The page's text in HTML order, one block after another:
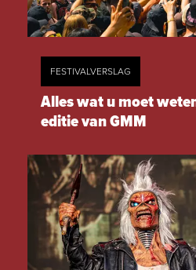
FESTIVALVERSLAG
Alles wat u moet
editie van GMM